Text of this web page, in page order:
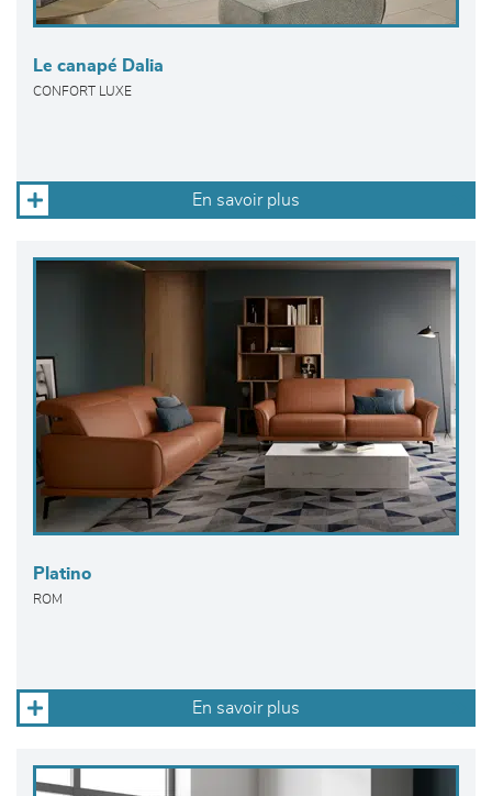
Le canapé Dalia
CONFORT LUXE
En savoir plus
Platino
ROM
En savoir plus